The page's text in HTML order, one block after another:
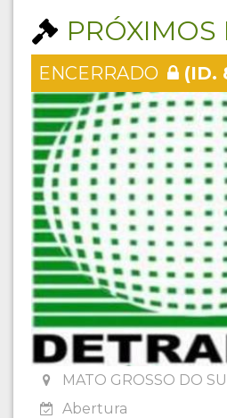
PRÓXIMOS
ENCERRADO (ID.
MATO GROSSO DO
Abertura